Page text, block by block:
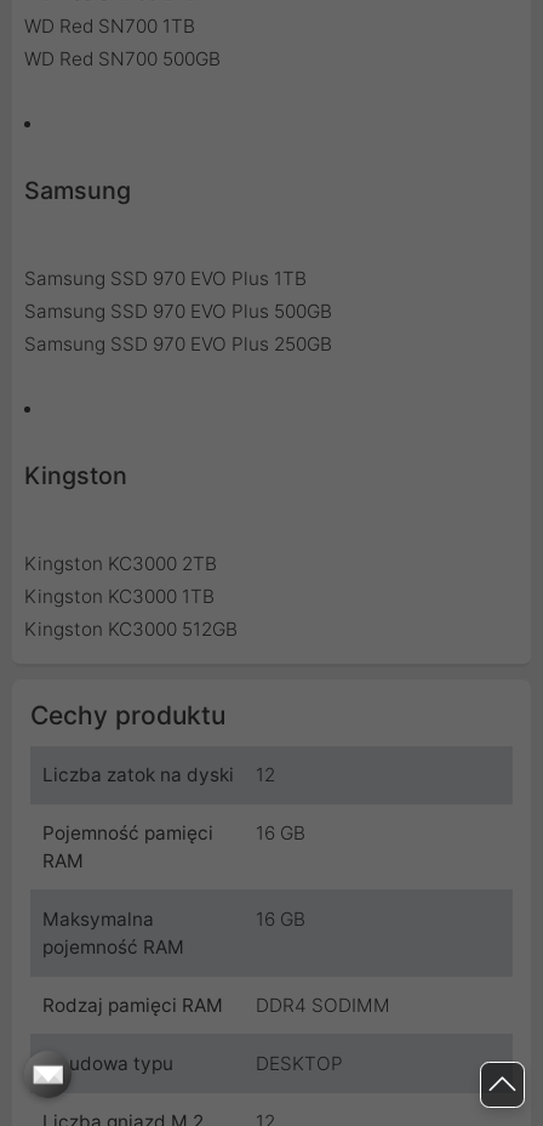
WD Red SN700 1TB
WD Red SN700 500GB
Samsung
Samsung SSD 970 EVO Plus 1TB
Samsung SSD 970 EVO Plus 500GB
Samsung SSD 970 EVO Plus 250GB
Kingston
Kingston KC3000 2TB
Kingston KC3000 1TB
Kingston KC3000 512GB
Cechy produktu
Liczba zatok na dyski 12
Pojemność pamięci
RAM
16 GB
Maksymalna
pojemność RAM
16 GB
Rodzaj pamięci RAM DDR4 SODIMM
Obudowa typu DESKTOP